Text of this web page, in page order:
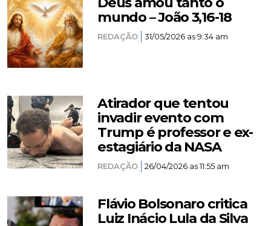
mundo – João 3,16-18
REDAÇÃO 31/05/2026 as 9:34 am
Atirador que tentou
invadir evento com
Trump é professor e ex-
estagiário da NASA
REDAÇÃO 26/04/2026 as 11:55 am
Flávio Bolsonaro critica
Luiz Inácio Lula da Silva